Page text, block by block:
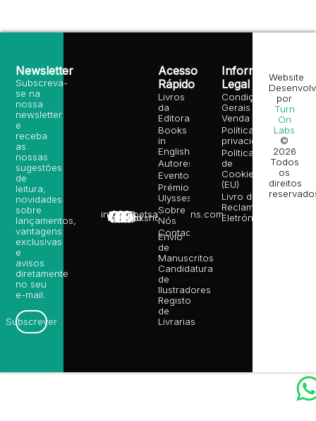
info@poetsandragons.com
Infantil
Adulto
Bookshop
Acesso
Rápido
Livros
da
Editora
Books
in
English
Autores
Eventos
Prémio
Ulysses
Sobre
Nós
Contactos
Envio
de
Manuscritos
Candidatura
de
Ilustradores
Registo
de
Livrarias
Informação
Legal
Condições
Gerais de
Venda
Política de
privacidade
Política
de
Cookies
(EU)
Livro de
Reclamações
Eletrónico
Newsletter
Subscreva-
se na
nossa
newsletter
e
receba
as
nossas
sugestões
de
leitura,
novidades
sobre
lançamentos,
vantagens
exclusivas
e
avisos
diretamente
no seu
e-mail.
Subscrever
Website
por
Turn
On
Labs
©
2026
Todos
os
direitos